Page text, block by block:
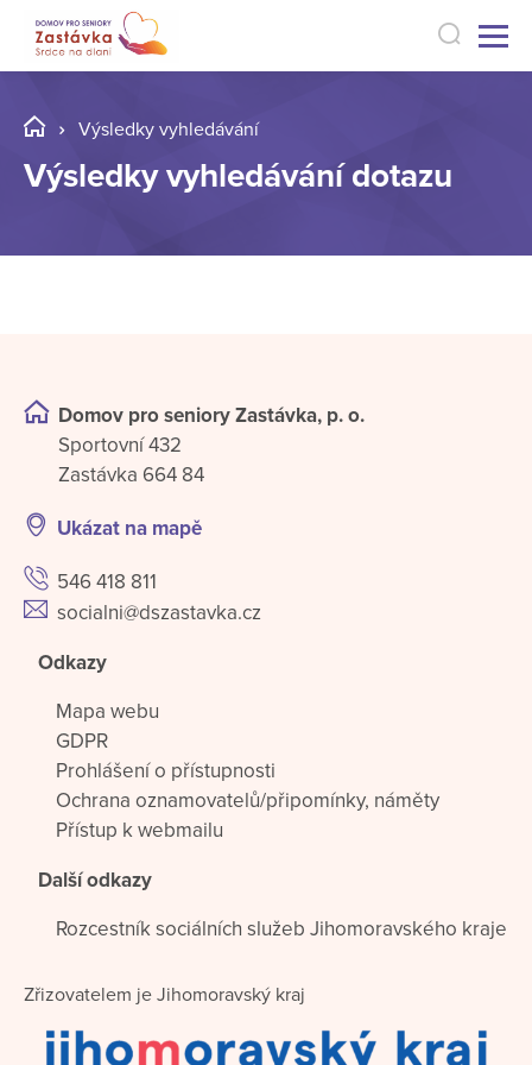
Výsledky vyhledávání
Výsledky vyhledávání dotazu
Domov pro seniory Zastávka, p. o.
Sportovní 432
Zastávka 664 84
Ukázat na mapě
546 418 811
socialni@dszastavka.cz
Odkazy
Mapa webu
GDPR
Prohlášení o přístupnosti
Ochrana oznamovatelů/připomínky, náměty
Přístup k webmailu
Další odkazy
Rozcestník sociálních služeb Jihomoravského kraje
Zřizovatelem je Jihomoravský kraj